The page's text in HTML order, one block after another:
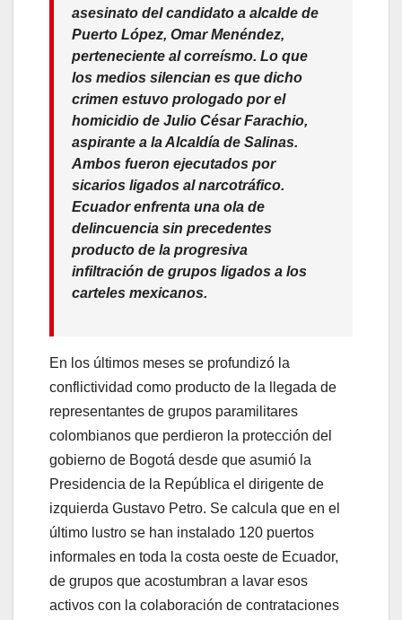
asesinato del candidato a alcalde de
Puerto López, Omar Menéndez,
perteneciente al correísmo. Lo que
los medios silencian es que dicho
crimen estuvo prologado por el
homicidio de Julio César Farachio,
aspirante a la Alcaldía de Salinas.
Ambos fueron ejecutados por
sicarios ligados al narcotráfico.
Ecuador enfrenta una ola de
delincuencia sin precedentes
producto de la progresiva
infiltración de grupos ligados a los
carteles mexicanos.
En los últimos meses se profundizó la
conflictividad como producto de la llegada de
representantes de grupos paramilitares
colombianos que perdieron la protección del
gobierno de Bogotá desde que asumió la
Presidencia de la República el dirigente de
izquierda Gustavo Petro. Se calcula que en el
último lustro se han instalado 120 puertos
informales en toda la costa oeste de Ecuador,
de grupos que acostumbran a lavar esos
activos con la colaboración de contrataciones